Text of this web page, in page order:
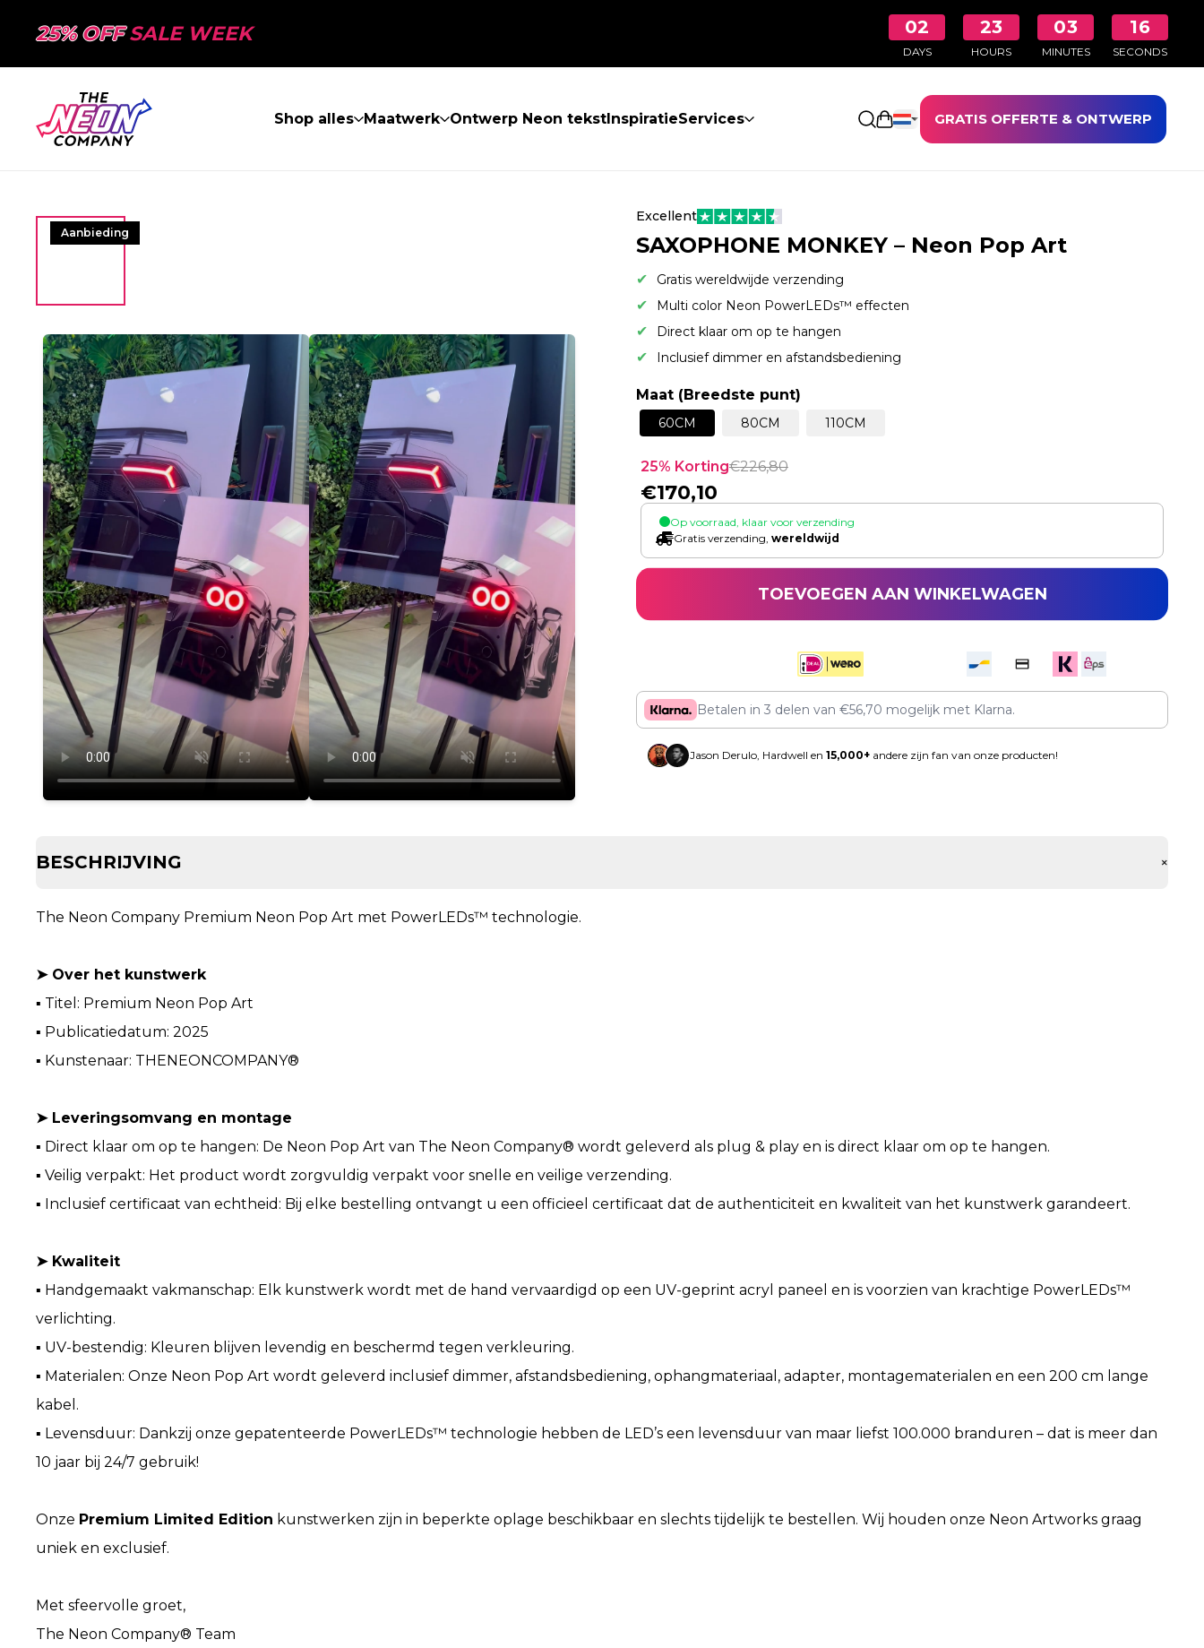
25% OFFSALE WEEK 02
DAYS
23
HOURS
03
MINUTES
15
SECONDS
Shop alles Maatwerk Ontwerp Neon tekstInspiratieServices Winkelwagen openen
GRATIS OFFERTE & ONTWERP
Aanbieding
Excellent
SAXOPHONE MONKEY – Neon Pop Art
Gratis wereldwijde verzending
Multi color Neon PowerLEDs™ effecten
Direct klaar om op te hangen
Inclusief dimmer en afstandsbediening
Maat (Breedste punt)
60CM 80CM 110CM
25% Korting€226,80
€170,10
Op voorraad, klaar voor verzending
Gratis verzending, wereldwijd
TOEVOEGEN AAN WINKELWAGEN
Betalen in 3 delen van€56,70 mogelijk met Klarna.
Jason Derulo, Hardwell en 15,000+andere zijn fan van onze producten!
BESCHRIJVING +
The Neon Company Premium Neon Pop Art met PowerLEDs™ technologie.
➤ Over het kunstwerk
▪ Titel: Premium Neon Pop Art
▪ Publicatiedatum: 2025
▪ Kunstenaar: THENEONCOMPANY®
➤ Leveringsomvang en montage
▪ Direct klaar om op te hangen: De Neon Pop Art van The Neon Company® wordt geleverd als plug & play en is direct klaar om op te hangen.
▪ Veilig verpakt: Het product wordt zorgvuldig verpakt voor snelle en veilige verzending.
▪ Inclusief certificaat van echtheid: Bij elke bestelling ontvangt u een officieel certificaat dat de authenticiteit en kwaliteit van het kunstwerk garandeert.
➤ Kwaliteit
▪ Handgemaakt vakmanschap: Elk kunstwerk wordt met de hand vervaardigd op een UV-geprint acryl paneel en is voorzien van krachtige PowerLEDs™
verlichting.
▪ UV-bestendig: Kleuren blijven levendig en beschermd tegen verkleuring.
▪ Materialen: Onze Neon Pop Art wordt geleverd inclusief dimmer, afstandsbediening, ophangmateriaal, adapter, montagematerialen en een 200 cm lange
kabel.
▪ Levensduur: Dankzij onze gepatenteerde PowerLEDs™ technologie hebben de LED’s een levensduur van maar liefst 100.000 branduren – dat is meer dan
10 jaar bij 24/7 gebruik!
Onze Premium Limited Edition kunstwerken zijn in beperkte oplage beschikbaar en slechts tijdelijk te bestellen. Wij houden onze Neon Artworks graag
uniek en exclusief.
Met sfeervolle groet,
The Neon Company® Team